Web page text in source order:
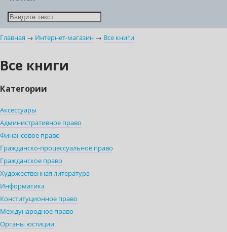
Главная → Интернет-магазин → Все книги
Все книги
Категории
Аксессуары
Административное право
Финансовое право
Гражданско-процессуальное право
Гражданское право
Художественная литература
Информатика
Конституционное право
Международное право
Органы юстиции